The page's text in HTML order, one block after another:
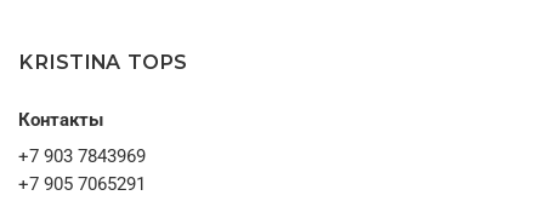
KRISTINA TOPS
Контакты
+7 903 7843969
+7 905 7065291